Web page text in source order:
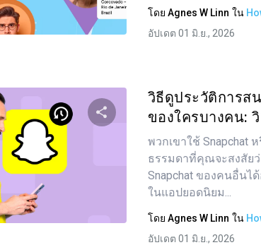
ทวิตเตอร์ Facebook คัดลอกลิงก์
โดย Agnes W Linn ใน
อัปเดต 01 มิ.ย., 2026
แบ่งปันบทความนี้
วิธีดูประวัติการส
ของใครบางคน:
พวกเขาใช้ Snapchat
ธรรมดาที่คุณจะสงสัย
Snapchat ของคนอื่นไ
ในแอปยอดนิยม...
โดย Agnes W Linn ใน
อัปเดต 01 มิ.ย., 2026